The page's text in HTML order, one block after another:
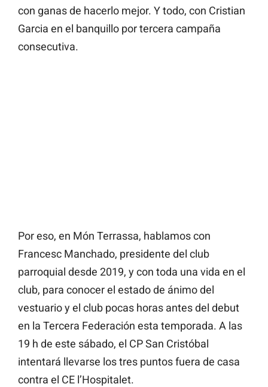
con ganas de hacerlo mejor. Y todo, con Cristian
Garcia en el banquillo por tercera campaña
consecutiva.
Por eso, en Món Terrassa, hablamos con
Francesc Manchado, presidente del club
parroquial desde 2019, y con toda una vida en el
club, para conocer el estado de ánimo del
vestuario y el club pocas horas antes del debut
en la Tercera Federación esta temporada. A las
19 h de este sábado, el CP San Cristóbal
intentará llevarse los tres puntos fuera de casa
contra el CE l’Hospitalet.